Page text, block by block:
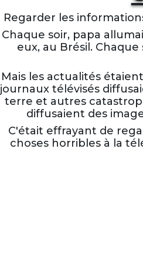
Regarder les
Chaque soir, papa
eux, au Brésil.
Mais les actualités
journaux télévisés
terre et autres
diffusaient des
C'était effrayant de
choses horribles à la